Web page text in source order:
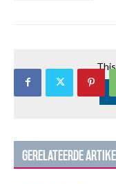
GERELATEERDE